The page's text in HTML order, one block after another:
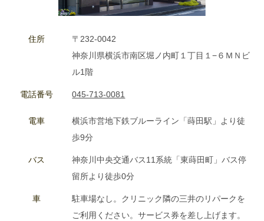
住所
〒232-0042
神奈川県横浜市南区堀ノ内町１丁目１−６ＭＮビ
ル1階
電話番号 045-713-0081
電車
横浜市営地下鉄ブルーライン「蒔田駅」より徒
歩9分
バス
神奈川中央交通バス11系統「東蒔田町」バス停
留所より徒歩0分
車
駐車場なし。クリニック隣の三井のリパークを
ご利用ください。サービス券を差し上げます。